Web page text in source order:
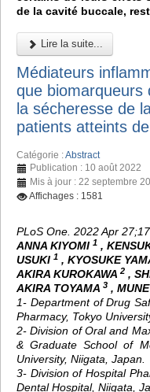
de la cavité buccale,
Lire la suite...
Médiateurs
que biomarqueurs
la sécheresse de
patients atteints
Catégorie :Abstract
Publication : 10 août 2022
Mis à jour : 22 septembre
Affichages : 1581
PLoS One. 2022 Apr
ANNA KIYOMI 1 ,
USUKI 1 , KYOSUKE
AKIRA KUROKAWA 2 ,
AKIRA TOYAMA 3 ,
1- Department of Drug
Pharmacy, Tokyo
2- Division of Oral and
& Graduate School of
University, Niigata, Japan.
3- Division of Hospital
Dental Hospital, Niigata,